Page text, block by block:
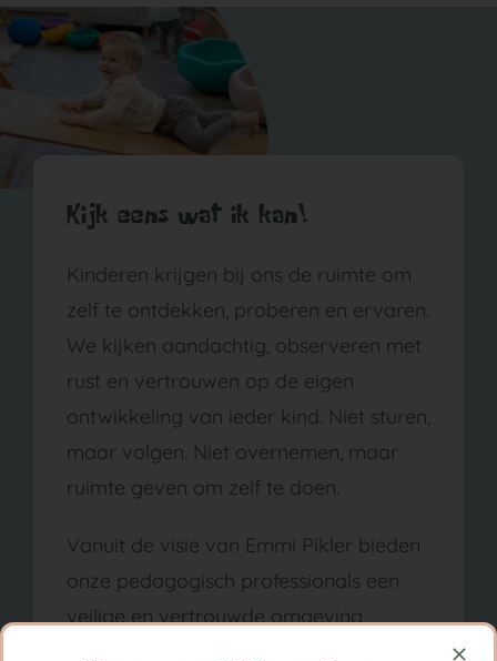
Kijk eens wat ik kan!
Kinderen krijgen bij ons de ruimte om
zelf te ontdekken, proberen en ervaren.
We kijken aandachtig, observeren met
rust en vertrouwen op de eigen
ontwikkeling van ieder kind. Niet sturen,
maar volgen. Niet overnemen, maar
ruimte geven om zelf te doen.
Vanuit de visie van Emmi Pikler bieden
onze pedagogisch professionals een
veilige en vertrouwde omgeving